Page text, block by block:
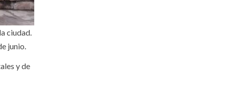
ciudad.
junio.
y de